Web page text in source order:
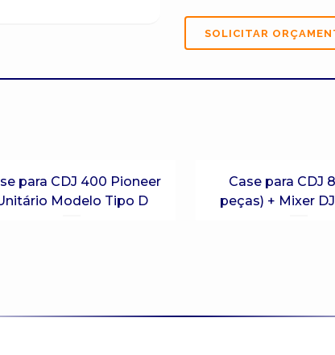
para CDJ 400 Pioneer
Modelo Tipo D
Case para CDJ
peças) + Mixer